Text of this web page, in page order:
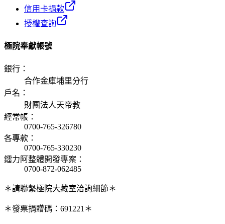
信用卡捐款
授權查詢
極院奉獻帳號
銀行 ：
合作金庫埔里分行
戶名 ：
財團法人天帝教
經常帳 ：
0700-765-326780
各專款 ：
0700-765-330230
鐳力阿整體開發專案 ：
0700-872-062485
＊請聯繫極院大藏室洽詢細節＊
＊發票捐贈碼：691221＊